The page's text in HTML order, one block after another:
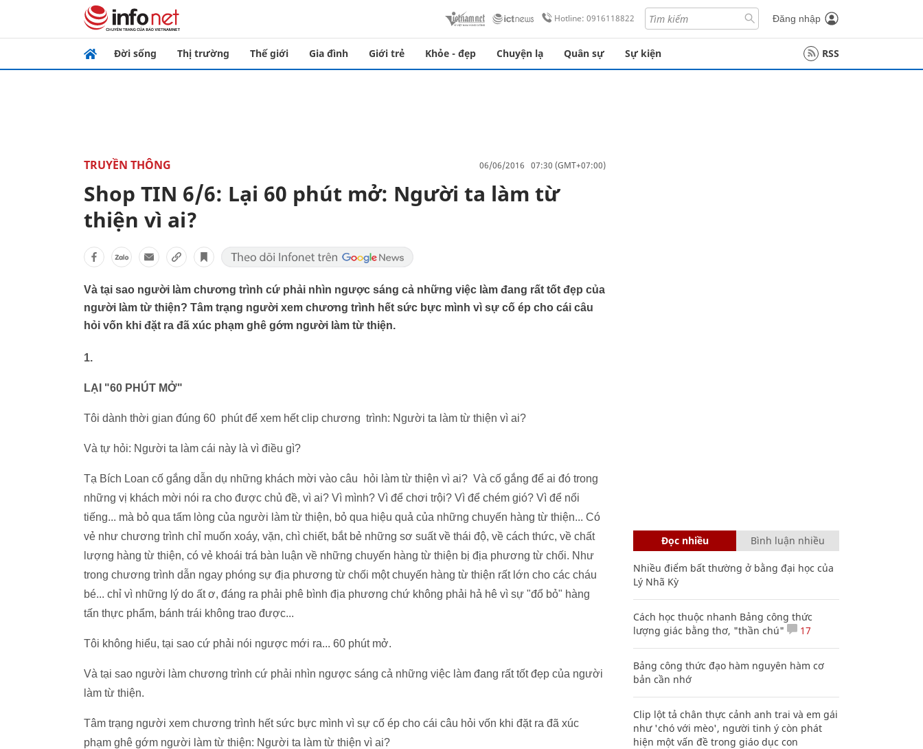
Hotline: 0916118822 Đăng nhập
Đời sống Thị trường Thế giới Gia đình Giới trẻ Khỏe - đẹp Chuyện lạ Quân sự Sự kiện RSS
TRUYỀN THÔNG 06/06/2016 07:30 (GMT+07:00)
Shop TIN 6/6: Lại 60 phút mở: Người ta làm từ
thiện vì ai?
Và tại sao người làm chương trình cứ phải nhìn ngược sáng cả những việc làm đang rất tốt đẹp của
người làm từ thiện? Tâm trạng người xem chương trình hết sức bực mình vì sự cố ép cho cái câu
hỏi vốn khi đặt ra đã xúc phạm ghê gớm người làm từ thiện.
1.
LẠI "60 PHÚT MỞ"
Tôi dành thời gian đúng 60 phút để xem hết clip chương trình: Người ta làm từ thiện vì ai?
Và tự hỏi: Người ta làm cái này là vì điều gì?
Tạ Bích Loan cố gắng dẫn dụ những khách mời vào câu hỏi làm từ thiện vì ai? Và cố gắng để ai đó trong
những vị khách mời nói ra cho được chủ đề, vì ai? Vì mình? Vì để chơi trội? Vì để chém gió? Vì để nổi
tiếng... mà bỏ qua tấm lòng của người làm từ thiện, bỏ qua hiệu quả của những chuyến hàng từ thiện... Có
vẻ như chương trình chỉ muốn xoáy, vặn, chì chiết, bắt bẻ những sơ suất về thái độ, về cách thức, về chất
lượng hàng từ thiện, có vẻ khoái trá bàn luận về những chuyến hàng từ thiện bị địa phương từ chối. Như
trong chương trình dẫn ngay phóng sự địa phương từ chối một chuyến hàng từ thiện rất lớn cho các cháu
bé... chỉ vì những lý do ất ơ, đáng ra phải phê bình địa phương chứ không phải hả hê vì sự "đổ bỏ" hàng
tấn thực phẩm, bánh trái không trao được...
Tôi không hiểu, tại sao cứ phải nói ngược mới ra... 60 phút mở.
Và tại sao người làm chương trình cứ phải nhìn ngược sáng cả những việc làm đang rất tốt đẹp của người
làm từ thiện.
Tâm trạng người xem chương trình hết sức bực mình vì sự cố ép cho cái câu hỏi vốn khi đặt ra đã xúc
phạm ghê gớm người làm từ thiện: Người ta làm từ thiện vì ai?
Đọc nhiều Bình luận nhiều
Nhiều điểm bất thường ở bằng đại học của
Lý Nhã Kỳ
Cách học thuộc nhanh Bảng công thức
lượng giác bằng thơ, "thần chú"
17
Bảng công thức đạo hàm nguyên hàm cơ
bản cần nhớ
Clip lột tả chân thực cảnh anh trai và em gái
như 'chó với mèo', người tinh ý còn phát
hiện một vấn đề trong giáo dục con